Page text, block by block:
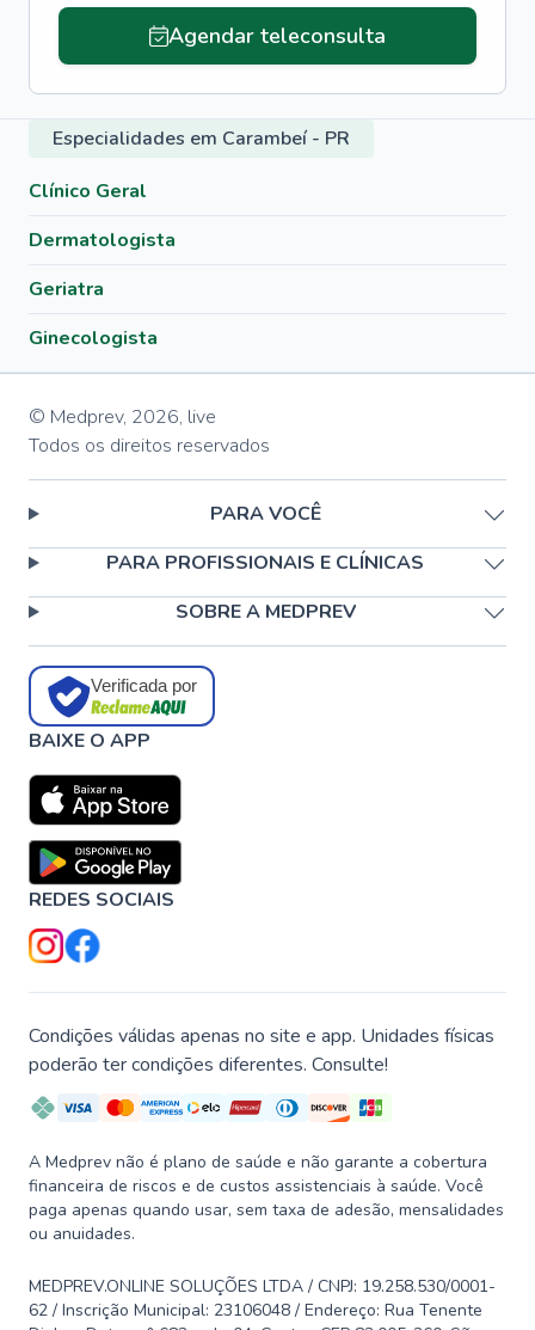
Agendar teleconsulta
Especialidades em Carambeí - PR
Clínico Geral
Dermatologista
Geriatra
Ginecologista
© Medprev, 2026, live
Todos os direitos reservados
PARA VOCÊ
PARA PROFISSIONAIS E CLÍNICAS
SOBRE A MEDPREV
Verificada por
BAIXE O APP
REDES SOCIAIS
Condições válidas apenas no site e app. Unidades físicas
poderão ter condições diferentes. Consulte!
A Medprev não é plano de saúde e não garante a cobertura
financeira de riscos e de custos assistenciais à saúde. Você
paga apenas quando usar, sem taxa de adesão, mensalidades
ou anuidades.
MEDPREV.ONLINE SOLUÇÕES LTDA / CNPJ: 19.258.530/0001-
62 / Inscrição Municipal: 23106048 / Endereço: Rua Tenente